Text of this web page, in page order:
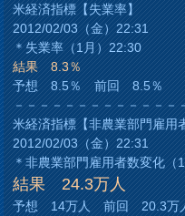
米経済指標【失業率】
2012/02/03（金）22:31
＊失業率（1月）22:30
結果 8.3％
予想 8.5％ 前回 8.5％
－－－－－－－－－－－－－
米経済指標【非農業部門雇用
2012/02/03（金）22:31
＊非農業部門雇用者数変化（
結果 24.3万人
予想 14万人 前回 20.3万人